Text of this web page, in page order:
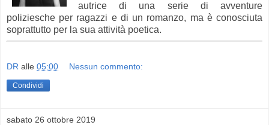
autrice di una serie di avventure
poliziesche per ragazzi e di un romanzo, ma è conosciuta
soprattutto per la sua attività poetica.
DR alle 05:00 Nessun commento:
Condividi
sabato 26 ottobre 2019